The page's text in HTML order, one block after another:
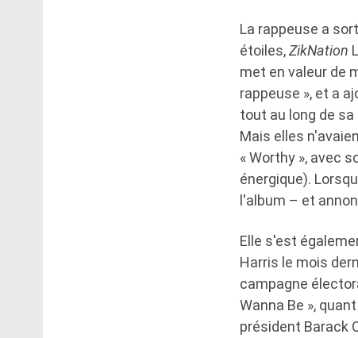
La rappeuse a
étoiles,ZikNation
met en valeur de
rappeuse », et a
tout au long de
Mais elles
« Worthy », avec
énergique).
l'album – et
Elle s'est
Harris le mois
campagne
Wanna Be »,
président Barack